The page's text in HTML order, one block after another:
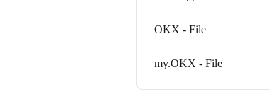
OKX - File
my.OKX - File